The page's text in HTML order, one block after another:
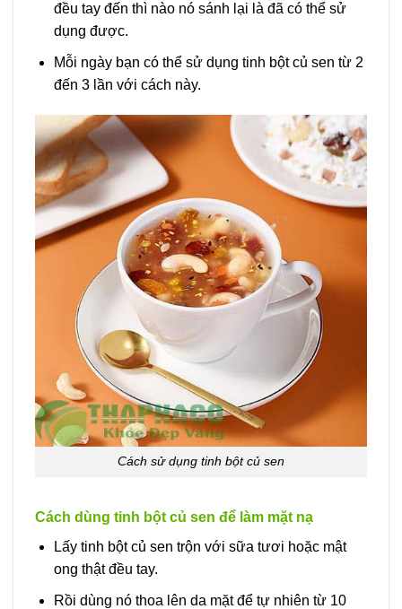
đều tay đến thì nào nó sánh lại là đã có thể sử
dụng được.
Mỗi ngày bạn có thể sử dụng tinh bột củ sen từ 2
đến 3 lần với cách này.
Cách sử dụng tinh bột củ sen
Cách dùng tinh bột củ sen để làm mặt nạ
Lấy tinh bột củ sen trộn với sữa tươi hoặc mật
ong thật đều tay.
Rồi dùng nó thoa lên da mặt để tự nhiên từ 10